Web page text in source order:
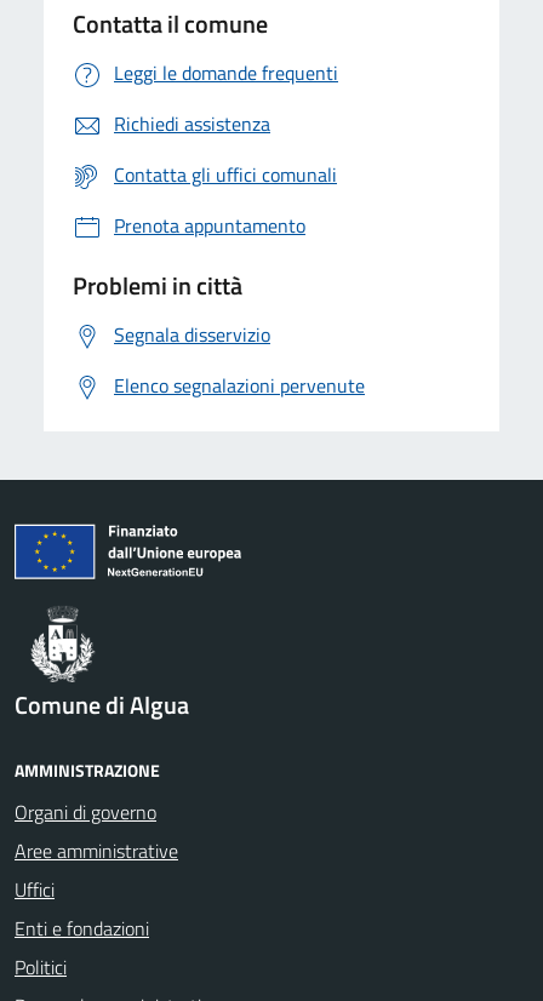
Contatta il comune
Leggi le domande frequenti
Richiedi assistenza
Contatta gli uffici comunali
Prenota appuntamento
Problemi in città
Segnala disservizio
Elenco segnalazioni pervenute
Comune di Algua
AMMINISTRAZIONE
Organi di governo
Aree amministrative
Uffici
Enti e fondazioni
Politici